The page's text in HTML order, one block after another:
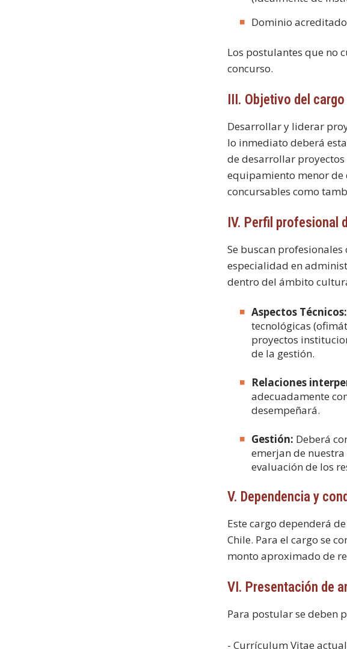
Dominio
Los postulantes que no
concurso.
III. Objetivo del cargo
Desarrollar y liderar
lo inmediato deberá
de desarrollar
equipamiento menor de
concursables como
IV. Perfil profesional
Se buscan
especialidad en
dentro del ámbito
Aspectos Técnicos:
tecnológicas
proyectos
de la gestión.
Relaciones
adecuadamente
desempeñará.
Gestión: Deberá
emerjan de
evaluación de los
V. Dependencia y
Este cargo dependerá
Chile. Para el cargo se
monto aproximado de
VI. Presentación de
Para postular se deben
- Currículum Vitae